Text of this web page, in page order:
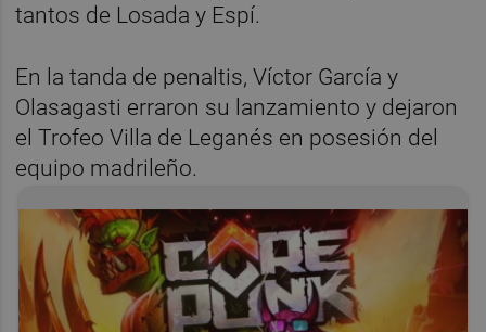
tantos de Losada y Espí.
En la tanda de penaltis, Víctor García y
Olasagasti erraron su lanzamiento y dejaron
el Trofeo Villa de Leganés en posesión del
equipo madrileño.